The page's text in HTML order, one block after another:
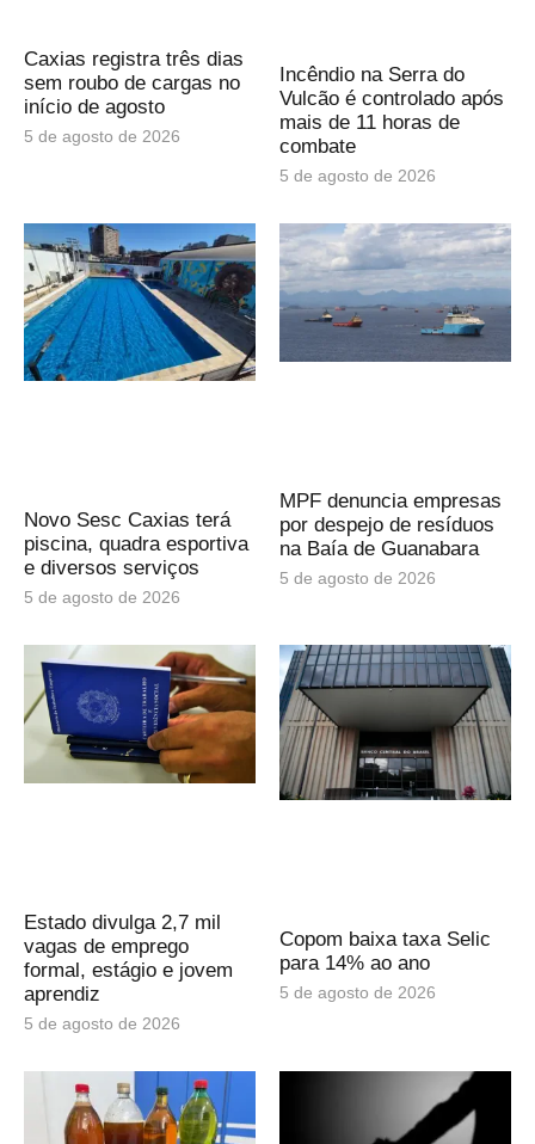
Caxias registra três dias
sem roubo de cargas no
início de agosto
5 de agosto de 2026
Incêndio na Serra do
Vulcão é controlado após
mais de 11 horas de
combate
5 de agosto de 2026
Novo Sesc Caxias terá
piscina, quadra esportiva
e diversos serviços
5 de agosto de 2026
MPF denuncia empresas
por despejo de resíduos
na Baía de Guanabara
5 de agosto de 2026
Estado divulga 2,7 mil
vagas de emprego
formal, estágio e jovem
aprendiz
5 de agosto de 2026
Copom baixa taxa Selic
para 14% ao ano
5 de agosto de 2026